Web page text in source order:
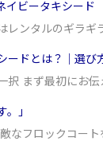
イビータキシード
レンタルのギラ
ードとは？｜選び
択 まず最初にお
。」
なフロックコー